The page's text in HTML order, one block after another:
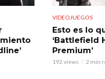
VIDEOJUEGOS
Esto es lo
‘Battlefield
Premium’
192 views 2 min